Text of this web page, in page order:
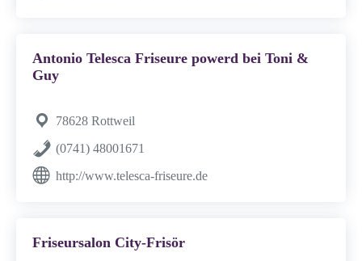
Antonio Telesca Friseure powerd bei Toni &
Guy
78628 Rottweil
(0741) 48001671
http://www.telesca-friseure.de
Friseursalon City-Frisör